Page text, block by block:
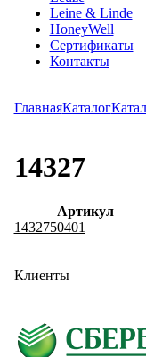
Leine & Linde
HoneyWell
Сертификаты
Контакты
ГлавнаяКаталог
14327
Артикул
1432750401
Клиенты